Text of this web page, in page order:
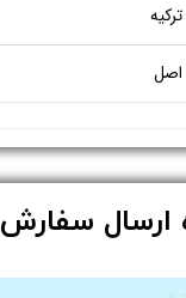
ترکیه
اصل
ارسال سفارش